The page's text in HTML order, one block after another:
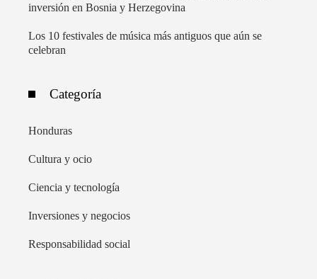
inversión en Bosnia y Herzegovina
Los 10 festivales de música más antiguos que aún se
celebran
Categoría
Honduras
Cultura y ocio
Ciencia y tecnología
Inversiones y negocios
Responsabilidad social